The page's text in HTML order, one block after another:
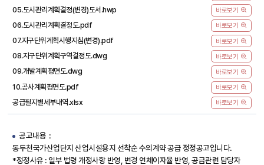
05.도시관리계획결정(변경)도서.hwp 바로보기
06.도시관리계획결정도.pdf 바로보기
07.지구단위계획시행지침(변경).pdf 바로보기
08.지구단위계획구역결정도.dwg 바로보기
09.개발계획평면도.dwg 바로보기
10.공사계획평면도.pdf 바로보기
공급필지별세부내역.xlsx 바로보기
공고내용
동두천국가산업단지 산업시설용지 선착순 수의계약 공급 정정공고입니다.
*정정사유 : 일부 법령 개정사항 반영, 변경 연체이자율 반영, 공급관련 담당자